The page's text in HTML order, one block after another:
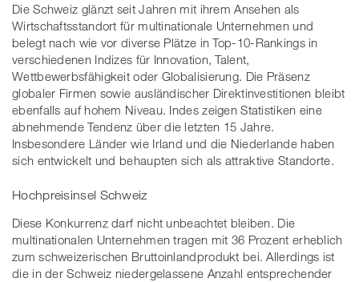
Die Schweiz glänzt seit Jahren mit ihrem Ansehen als
Wirtschaftsstandort für multinationale Unternehmen und
belegt nach wie vor diverse Plätze in Top-10-Rankings in
verschiedenen Indizes für Innovation, Talent,
Wettbewerbsfähigkeit oder Globalisierung. Die Präsenz
globaler Firmen sowie ausländischer Direktinvestitionen bleibt
ebenfalls auf hohem Niveau. Indes zeigen Statistiken eine
abnehmende Tendenz über die letzten 15 Jahre.
Insbesondere Länder wie Irland und die Niederlande haben
sich entwickelt und behaupten sich als attraktive Standorte.
Hochpreisinsel Schweiz
Diese Konkurrenz darf nicht unbeachtet bleiben. Die
multinationalen Unternehmen tragen mit 36 Prozent erheblich
zum schweizerischen Bruttoinlandprodukt bei. Allerdings ist
die in der Schweiz niedergelassene Anzahl entsprechender